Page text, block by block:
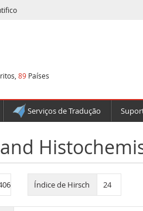
89 Países
Serviços de Tradução
Índice de Hirsch 24